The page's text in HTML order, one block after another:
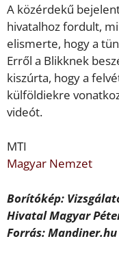
A közérdekű
hivatalhoz fordult,
elismerte, hogy a
Erről a Blikknek
kiszúrta, hogy a
külföldiekre
videót.
MTI
Magyar Nemzet
Borítókép:
Hivatal Magyar
Forrás: Mandiner.hu